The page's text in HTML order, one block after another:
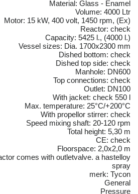
Material: Glass - Enamel
Volume: 4000 Ltr
Motor: 15 kW, 400 volt, 1450 rpm, (Ex)
Reactor: check
Capacity: 5425 l., (4000 l.)
Vessel sizes: Dia. 1700x2300 mm
Dished bottom: check
Dished top side: check
Manhole: DN600
Top connections: check
Outlet: DN100
With jacket: check 550 l
Max. temperature: 25°C/+200°C
With propellor stirrer: check
Speed mixing shaft: 20-120 rpm
Total height: 5,30 m
CE: check
Floorspace: 2,0x2,0 m
comes with outletvalve. a hastelloy
spray
merk: Tycon
General
Pressure